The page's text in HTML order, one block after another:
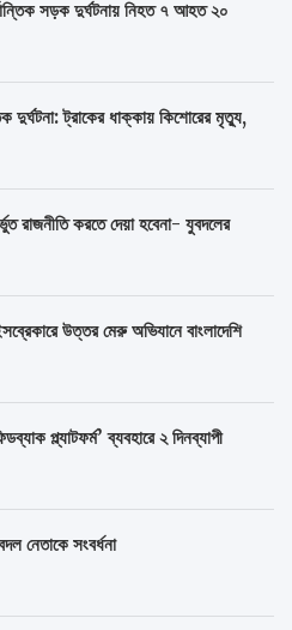
সড়ক দুর্ঘটনায় নিহত ৭ আহত ২০
দুর্ঘটনা: ট্রাকের ধাক্কায় কিশোরের মৃত্যু,
রাজনীতি করতে দেয়া হবেনা- যুবদলের
উত্তর মেরু অভিযানে বাংলাদেশি
প্ল্যাটফর্ম’ ব্যবহারে ২ দিনব্যাপী
নেতাকে সংবর্ধনা